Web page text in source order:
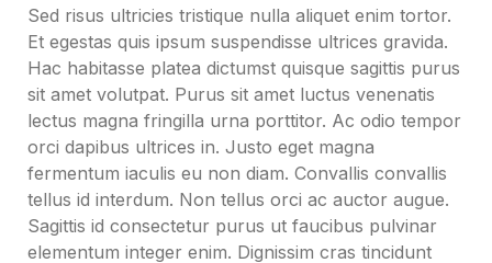
Sed risus ultricies tristique nulla aliquet enim tortor.
Et egestas quis ipsum suspendisse ultrices gravida.
Hac habitasse platea dictumst quisque sagittis purus
sit amet volutpat. Purus sit amet luctus venenatis
lectus magna fringilla urna porttitor. Ac odio tempor
orci dapibus ultrices in. Justo eget magna
fermentum iaculis eu non diam. Convallis convallis
tellus id interdum. Non tellus orci ac auctor augue.
Sagittis id consectetur purus ut faucibus pulvinar
elementum integer enim. Dignissim cras tincidunt